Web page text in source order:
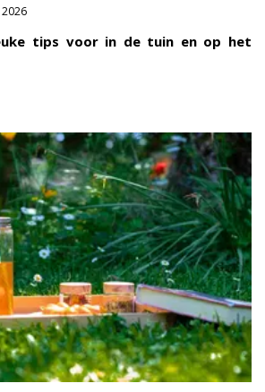
tips voor in de tuin en op het